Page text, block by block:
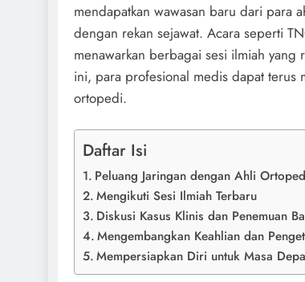
mendapatkan wawasan baru dari para
dengan rekan sejawat. Acara seperti
menawarkan berbagai sesi ilmiah
ini, para profesional medis dapat terus
ortopedi.
Daftar Isi
Peluang Jaringan dengan Ahli
Mengikuti Sesi Ilmiah Terbaru
Diskusi Kasus Klinis dan Penemuan
Mengembangkan Keahlian dan
Mempersiapkan Diri untuk Masa